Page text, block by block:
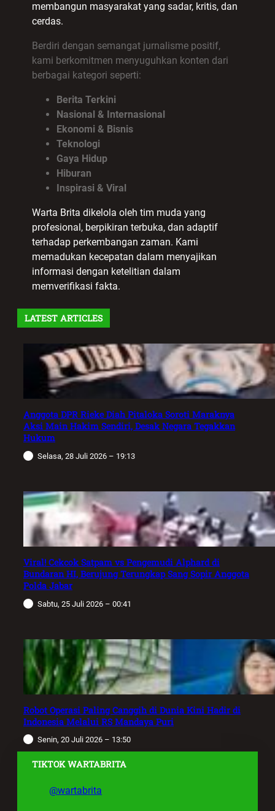
membangun masyarakat yang sadar, kritis, dan
cerdas.
Berdiri dengan semangat jurnalisme positif,
kami berkomitmen menyuguhkan konten dari
berbagai kategori seperti:
Berita Terkini
Nasional & Internasional
Ekonomi & Bisnis
Teknologi
Gaya Hidup
Hiburan
Inspirasi & Viral
Warta Brita dikelola oleh tim muda yang
profesional, berpikiran terbuka, dan adaptif
terhadap perkembangan zaman. Kami
memadukan kecepatan dalam menyajikan
informasi dengan ketelitian dalam
memverifikasi fakta.
LATEST ARTICLES
Anggota DPR Rieke Diah Pitaloka Soroti Maraknya
Aksi Main Hakim Sendiri, Desak Negara Tegakkan
Hukum
Selasa, 28 Juli 2026 – 19:13
Viral! Cekcok Satpam vs Pengemudi Alphard di
Bundaran HI, Berujung Terungkap Sang Sopir Anggota
Polda Jabar
Sabtu, 25 Juli 2026 – 00:41
Robot Operasi Paling Canggih di Dunia Kini Hadir di
Indonesia Melalui RS Mandaya Puri
Senin, 20 Juli 2026 – 13:50
TIKTOK WARTABRITA
@wartabrita